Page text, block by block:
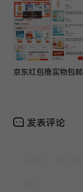
京东红包撸实物包邮
发表评论